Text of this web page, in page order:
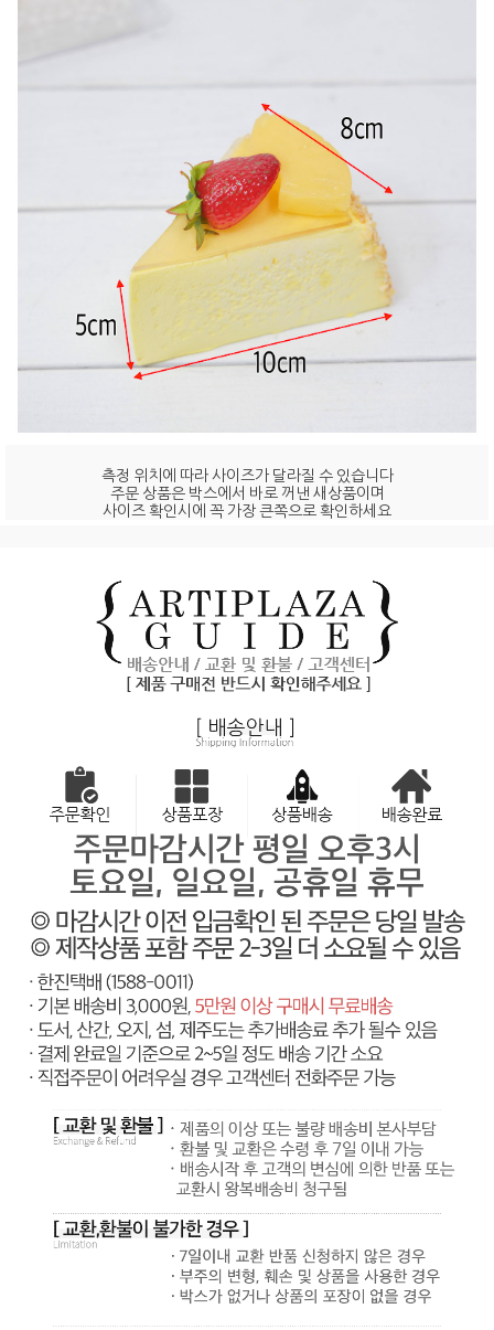
측정 위치에 따라 사이즈가 달라질 수 있습니다
주문 상품은 박스에서 바로 꺼낸 새상품이며
사이즈 확인시에 꼭 가장 큰쪽으로 확인하세요